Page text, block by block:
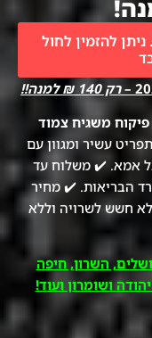
להזמין לחול
רק 140 ₪ למנה!!
משגיח צמוד
עשיר ומגוון עם
אמא. ✔️ משלוח עד
הבריאות. ✔️ מחיר
₪ למנה! ✔️ ללא חשש לשרויה וללא
השרון, חיפה
ושומרון ועוד!